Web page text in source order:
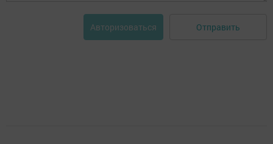
Авторизоваться Отправить